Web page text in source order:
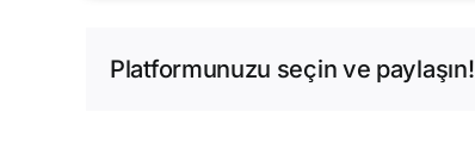
Platformunuzu seçin ve paylaşın!